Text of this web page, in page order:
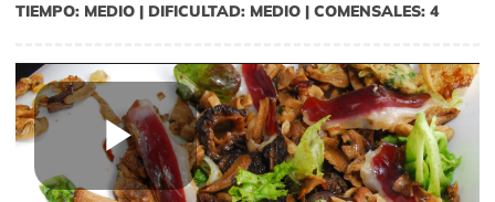
TIEMPO: MEDIO | DIFICULTAD: MEDIO | COMENSALES: 4